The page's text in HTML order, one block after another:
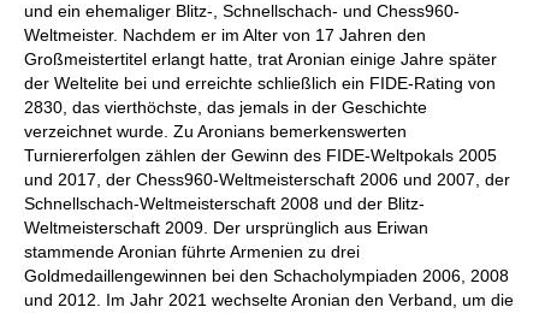
und ein ehemaliger Blitz-, Schnellschach- und Chess960-
Weltmeister. Nachdem er im Alter von 17 Jahren den
Großmeistertitel erlangt hatte, trat Aronian einige Jahre später
der Weltelite bei und erreichte schließlich ein FIDE-Rating von
2830, das vierthöchste, das jemals in der Geschichte
verzeichnet wurde. Zu Aronians bemerkenswerten
Turniererfolgen zählen der Gewinn des FIDE-Weltpokals 2005
und 2017, der Chess960-Weltmeisterschaft 2006 und 2007, der
Schnellschach-Weltmeisterschaft 2008 und der Blitz-
Weltmeisterschaft 2009. Der ursprünglich aus Eriwan
stammende Aronian führte Armenien zu drei
Goldmedaillengewinnen bei den Schacholympiaden 2006, 2008
und 2012. Im Jahr 2021 wechselte Aronian den Verband, um die